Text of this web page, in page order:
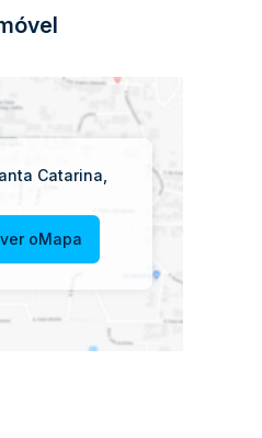
Catarina
oMapa